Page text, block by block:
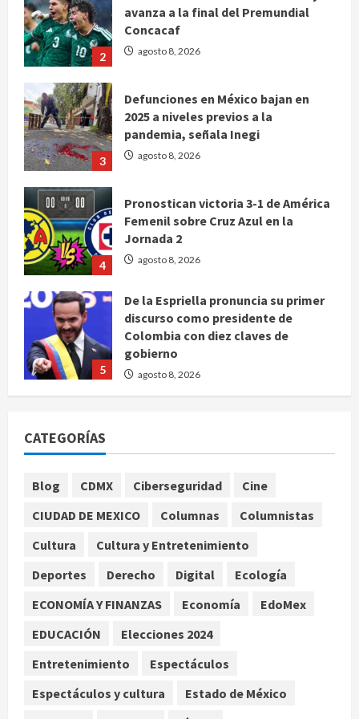
2
avanza a la final del Premundial
Concacaf
agosto 8, 2026
3
Defunciones en México bajan en
2025 a niveles previos a la
pandemia, señala Inegi
agosto 8, 2026
4
Pronostican victoria 3-1 de América
Femenil sobre Cruz Azul en la
Jornada 2
agosto 8, 2026
5
De la Espriella pronuncia su primer
discurso como presidente de
Colombia con diez claves de
gobierno
agosto 8, 2026
México Sub-20 derrota a Canadá y
Concacaf
agosto 8, 2026
2025 a niveles previos a la
pandemia, señala Inegi
CATEGORÍAS
Blog CDMX Ciberseguridad
Cine
CIUDAD DE MEXICO
Columnas
Columnistas
Cultura
Cultura y Entretenimiento
Deportes
Derecho Digital
Ecología
ECONOMÍA Y FINANZAS
Economía
EdoMex
EDUCACIÓN
Elecciones 2024
Entretenimiento
Espectáculos
Espectáculos y cultura
Estado de México